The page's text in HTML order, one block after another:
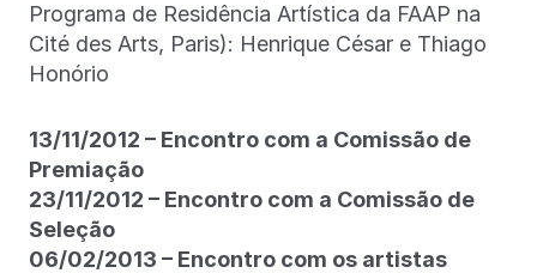
Programa de Residência Artística da FAAP na
Cité des Arts, Paris): Henrique César e Thiago
Honório
13/11/2012 – Encontro com a Comissão de
Premiação
23/11/2012 – Encontro com a Comissão de
Seleção
06/02/2013 – Encontro com os artistas